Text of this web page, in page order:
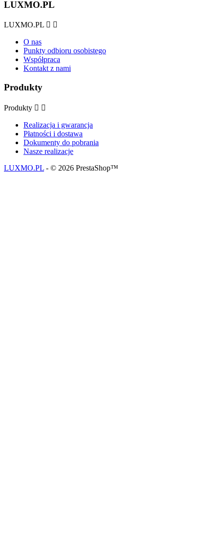
LUXMO.PL
LUXMO.PL  
O nas
Punkty odbioru osobistego
Współpraca
Kontakt z nami
Produkty
Produkty  
Realizacja i gwarancja
Płatności i dostawa
Dokumenty do pobrania
Nasze realizacje
LUXMO.PL - © 2026 PrestaShop™